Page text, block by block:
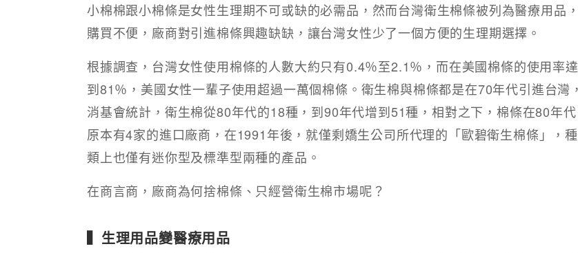
小棉棉跟小棉條是女性生理期不可或缺的必需品，然而台灣衛生棉條被列為醫療用品，
購買不便，廠商對引進棉條興趣缺缺，讓台灣女性少了一個方便的生理期選擇。
根據調查，台灣女性使用棉條的人數大約只有0.4％至2.1％，而在美國棉條的使用率達
到81％，美國女性一輩子使用超過一萬個棉條。衛生棉與棉條都是在70年代引進台灣，
消基會統計，衛生棉從80年代的18種，到90年代增到51種，相對之下，棉條在80年代
原本有4家的進口廠商，在1991年後，就僅剩嬌生公司所代理的「歐碧衛生棉條」，種
類上也僅有迷你型及標準型兩種的產品。
在商言商，廠商為何捨棉條、只經營衛生棉市場呢？
▍生理用品變醫療用品